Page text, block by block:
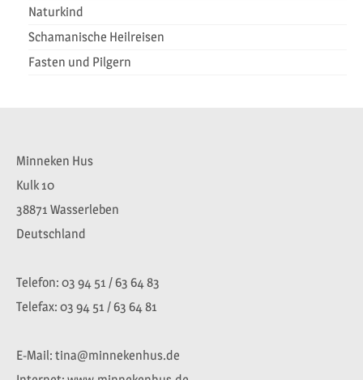
Naturkind
Schamanische Heilreisen
Fasten und Pilgern
Minneken Hus
Kulk 10
38871 Wasserleben
Deutschland
Telefon: 03 94 51 / 63 64 83
Telefax: 03 94 51 / 63 64 81
E-Mail: tina@minnekenhus.de